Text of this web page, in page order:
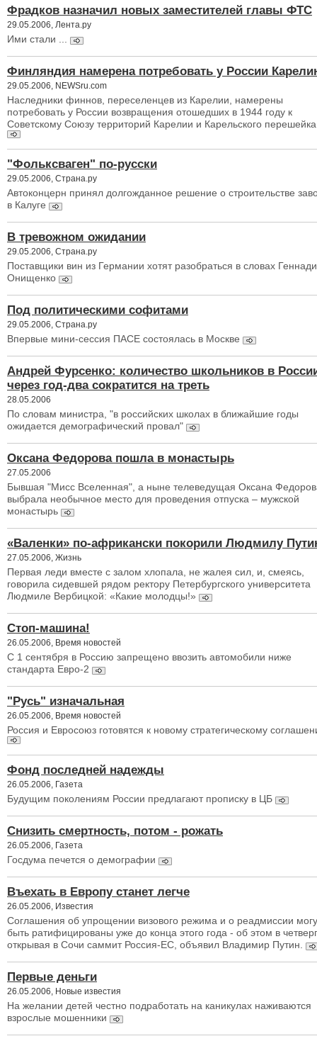
Фрадков назначил новых заместителей главы ФТС
29.05.2006, Лента.ру
Ими стали ...
Финляндия намерена потребовать у России
29.05.2006, NEWSru.com
Наследники финнов, переселенцев из Карелии, намерены
потребовать у России возвращения отошедших в 1944 году к
Советскому Союзу территорий Карелии и Карельского
"Фольксваген" по-русски
29.05.2006, Страна.ру
Автоконцерн принял долгожданное решение о строительстве
в Калуге
В тревожном ожидании
29.05.2006, Страна.ру
Поставщики вин из Германии хотят разобраться в словах
Онищенко
Под политическими софитами
29.05.2006, Страна.ру
Впервые мини-сессия ПАСЕ состоялась в Москве
Андрей Фурсенко: количество школьников в
через год-два сократится на треть
28.05.2006
По словам министра, "в российских школах в ближайшие годы
ожидается демографический провал"
Оксана Федорова пошла в монастырь
27.05.2006
Бывшая "Мисс Вселенная", а ныне телеведущая Оксана
выбрала необычное место для проведения отпуска – мужской
монастырь
«Валенки» по-африкански покорили Людмилу
27.05.2006, Жизнь
Первая леди вместе с залом хлопала, не жалея сил, и, смеясь,
говорила сидевшей рядом ректору Петербургского университета
Людмиле Вербицкой: «Какие молодцы!»
Стоп-машина!
26.05.2006, Время новостей
С 1 сентября в Россию запрещено ввозить автомобили ниже
стандарта Евро-2
"Русь" изначальная
26.05.2006, Время новостей
Россия и Евросоюз готовятся к новому стратегическому
Фонд последней надежды
26.05.2006, Газета
Будущим поколениям России предлагают прописку в ЦБ
Снизить смертность, потом - рожать
26.05.2006, Газета
Госдума печется о демографии
Въехать в Европу станет легче
26.05.2006, Известия
Соглашения об упрощении визового режима и о реадмиссии
быть ратифицированы уже до конца этого года - об этом в
открывая в Сочи саммит Россия-ЕС, объявил Владимир Путин.
Первые деньги
26.05.2006, Новые известия
На желании детей честно подработать на каникулах наживаются
взрослые мошенники